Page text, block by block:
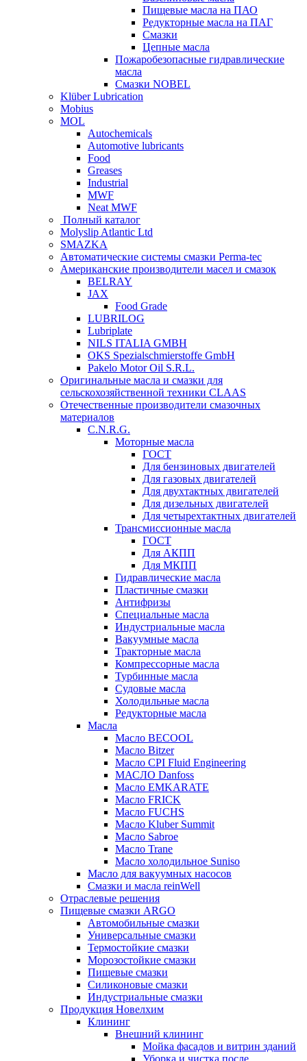
Пищевые масла на ПАО
Редукторные масла на ПАГ
Смазки
Цепные масла
Пожаробезопасные гидравлические
масла
Смазки NOBEL
Klüber Lubrication
Mobius
MOL
Autochemicals
Automotive lubricants
Food
Greases
Industrial
MWF
Neat MWF
Полный каталог
Molyslip Atlantic Ltd
SMAZKA
Автоматические системы смазки Perma-tec
Американские производители масел и смазок
BELRAY
JAX
Food Grade
LUBRILOG
Lubriplate
NILS ITALIA GMBH
OKS Spezialschmierstoffe GmbH
Pakelo Motor Oil S.R.L.
Оригинальные масла и смазки для
сельскохозяйственной техники CLAAS
Отечественные производители смазочных
материалов
C.N.R.G.
Моторные масла
ГОСТ
Для бензиновых двигателей
Для газовых двигателей
Для двухтактных двигателей
Для дизельных двигателей
Для четырехтактных двигателей
Трансмиссионные масла
ГОСТ
Для АКПП
Для МКПП
Гидравлические масла
Пластичные смазки
Антифризы
Специальные масла
Индустриальные масла
Вакуумные масла
Тракторные масла
Компрессорные масла
Турбинные масла
Судовые масла
Холодильные масла
Редукторные масла
Масла
Масло BECOOL
Масло Bitzer
Масло CPI Fluid Engineering
МАСЛО Danfoss
Масло EMKARATE
Масло FRICK
Масло FUCHS
Масло Kluber Summit
Масло Sabroe
Масло Trane
Масло холодильное Suniso
Масло для вакуумных насосов
Смазки и масла reinWell
Отраслевые решения
Пищевые смазки ARGO
Автомобильные смазки
Универсальные смазки
Термостойкие смазки
Морозостойкие смазки
Пищевые смазки
Силиконовые смазки
Индустриальные смазки
Продукция Новелхим
Клининг
Внешний клининг
Мойка фасадов и витрин зданий
Уборка и чистка после